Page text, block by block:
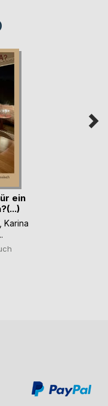
ein
Karina